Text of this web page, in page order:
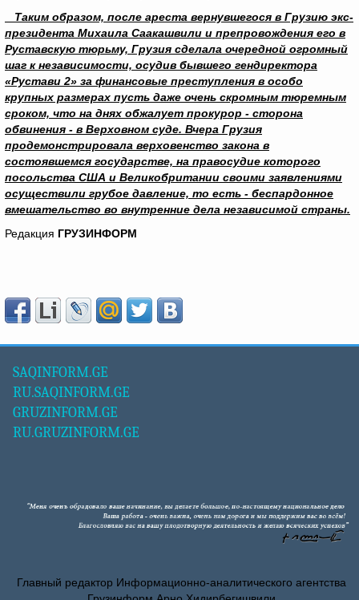
Таким образом, после ареста вернувшегося в Грузию экс-
президента Михаила Саакашвили и препровождения его в
Руставскую тюрьму, Грузия сделала очередной огромный
шаг к независимости, осудив бывшего гендиректора
«Рустави 2» за финансовые преступления в особо
крупных размерах пусть даже очень скромным тюремным
сроком, что на днях обжалует прокурор - сторона
обвинения - в Верховном суде. Вчера Грузия
продемонстрировала верховенство закона в
состоявшемся государстве, на правосудие которого
посольства США и Великобритании своими заявлениями
осуществили грубое давление, то есть - беспардонное
вмешательство во внутренние дела независимой страны.
Редакция ГРУЗИНФОРМ
SAQINFORM.GE
RU.SAQINFORM.GE
GRUZINFORM.GE
RU.GRUZINFORM.GE
Главный редактор Информационно-аналитического агентства